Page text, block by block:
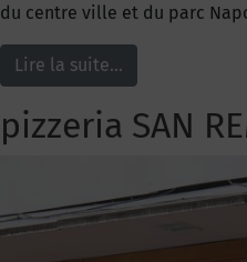
du centre ville et du parc
Lire la suite…
pizzeria SAN